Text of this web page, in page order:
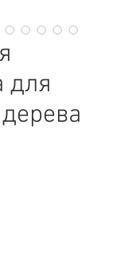
для